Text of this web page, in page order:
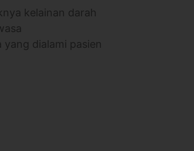
kelainan darah
dialami pasien